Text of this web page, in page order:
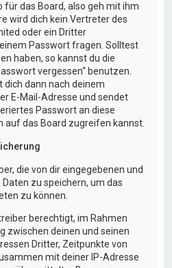
das Board, also geh mit ihm
wird dich kein Vertreter des
oder ein Dritter
Passwort fragen. Solltest
haben, so kannst du die
vergessen“ benutzen.
dann nach deinem
E-Mail-Adresse und sendet
Passwort an diese
auf das Board zugreifen kannst.
die von dir eingegebenen und
zu speichern, um das
zu können.
berechtigt, im Rahmen
zwischen deinen und seinen
Dritter, Zeitpunkte von
mit deiner IP-Adresse